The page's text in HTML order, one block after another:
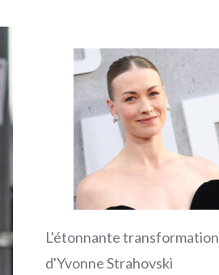
L'étonnante transformation
d'Yvonne Strahovski